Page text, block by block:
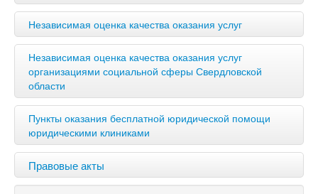
Независимая оценка качества оказания услуг
Независимая оценка качества оказания услуг
организациями социальной сферы Свердловской
области
Пункты оказания бесплатной юридической помощи
юридическими клиниками
Правовые акты